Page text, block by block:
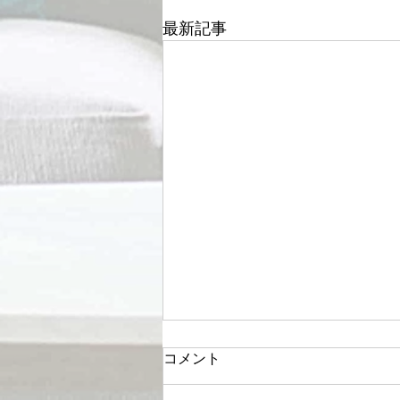
最新記事
コメント